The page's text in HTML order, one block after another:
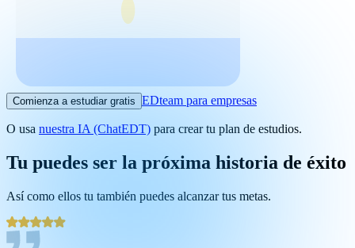
Comienza a estudiar gratis EDteam para empresas
O usa nuestra IA (ChatEDT) para crear tu plan de estudios.
Tu puedes ser la próxima historia de éxito
Así como ellos tu también puedes alcanzar tus metas.